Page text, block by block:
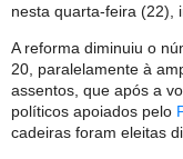
nesta quarta-feira (22),
A reforma diminuiu o
20, paralelamente à
assentos, que após a
políticos apoiados pelo
cadeiras foram eleitas